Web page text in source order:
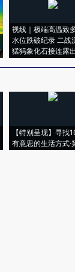
视线｜极端高温致
水位跌破纪录 二战
猛犸象化石接连露
【特别呈现】寻找
有意思的生活方式·